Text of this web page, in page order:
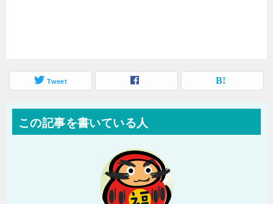
Tweet
この記事を書いている人